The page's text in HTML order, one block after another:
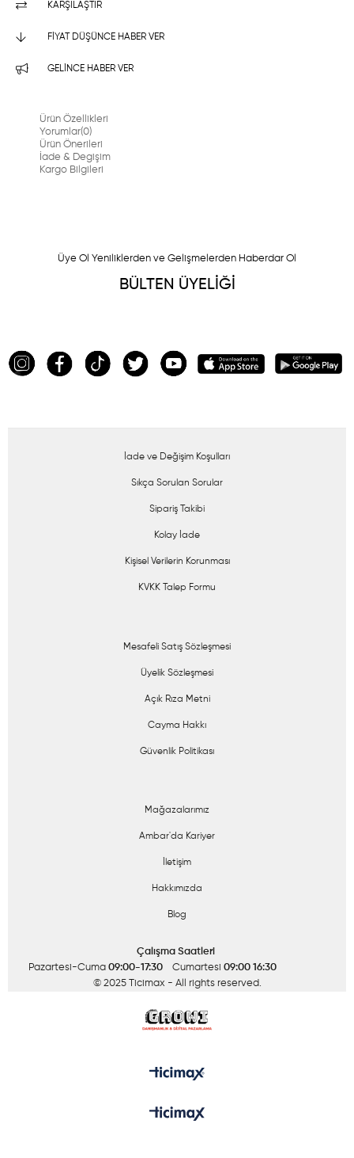
KARŞILAŞTIR
FIYAT DÜŞÜNCE HABER VER
GELINCE HABER VER
Ürün Özellikleri
Yorumlar(0)
Ürün Önerileri
İade & Degişim
Kargo Bilgileri
Üye Ol Yeniliklerden ve Gelişmelerden Haberdar Ol
BÜLTEN ÜYELİĞİ
İade ve Değişim Koşulları
Sıkça Sorulan Sorular
Sipariş Takibi
Kolay İade
Kişisel Verilerin Korunması
KVKK Talep Formu
Mesafeli Satış Sözleşmesi
Üyelik Sözleşmesi
Açık Rıza Metni
Cayma Hakkı
Güvenlik Politikası
Mağazalarımız
Ambar'da Kariyer
İletişim
Hakkımızda
Blog
Çalışma Saatleri
Pazartesi-Cuma 09:00-17:30 Cumartesi 09:00 16:30
© 2025 Ticimax - All rights reserved.